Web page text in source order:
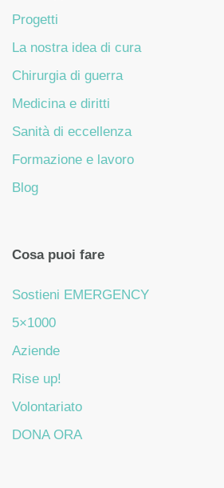
Progetti
La nostra idea di cura
Chirurgia di guerra
Medicina e diritti
Sanità di eccellenza
Formazione e lavoro
Blog
Cosa puoi fare
Sostieni EMERGENCY
5×1000
Aziende
Rise up!
Volontariato
DONA ORA